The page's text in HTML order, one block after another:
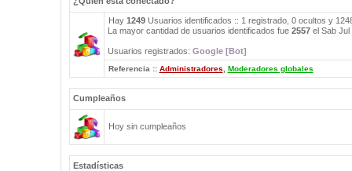
Hay 1249Usuarios identificados :: 1 registrado, 0 ocultos y
La mayor cantidad de usuarios identificados fue 2557el Sab Jul
Usuarios registrados: Google [Bot]
Referencia :: Administradores Moderadores globales
Cumpleaños
Hoy sin cumpleaños
Estadísticas